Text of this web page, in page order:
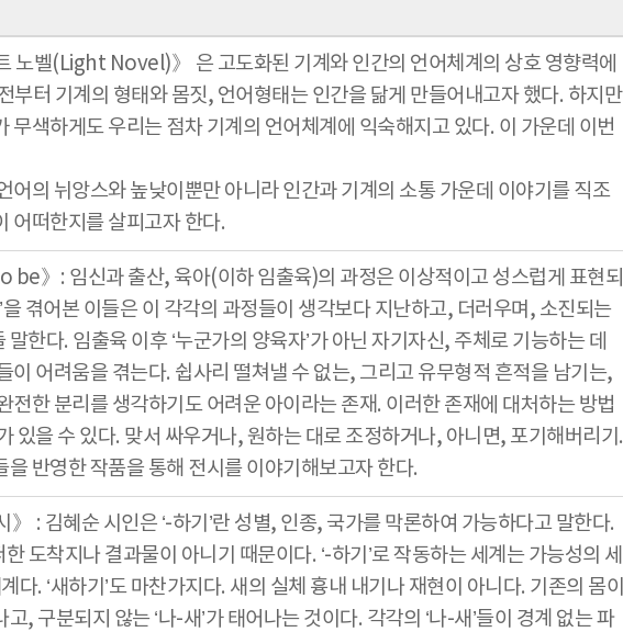
노벨(Light Novel)》 은 고도화된 기계와 인간의 언어체계의 상호 영향력에
부터 기계의 형태와 몸짓, 언어형태는 인간을 닮게 만들어내고자 했다. 하지만
무색하게도 우리는 점차 기계의 언어체계에 익숙해지고 있다. 이 가운데 이번
어의 뉘앙스와 높낮이뿐만 아니라 인간과 기계의 소통 가운데 이야기를 직조
어떠한지를 살피고자 한다.
be》: 임신과 출산, 육아(이하 임출육)의 과정은 이상적이고 성스럽게 표현되
을 겪어본 이들은 이 각각의 과정들이 생각보다 지난하고, 더러우며, 소진되는
말한다. 임출육 이후 ‘누군가의 양육자’가 아닌 자기자신, 주체로 기능하는 데
이 어려움을 겪는다. 쉽사리 떨쳐낼 수 없는, 그리고 유무형적 흔적을 남기는,
전한 분리를 생각하기도 어려운 아이라는 존재. 이러한 존재에 대처하는 방법
있을 수 있다. 맞서 싸우거나, 원하는 대로 조정하거나, 아니면, 포기해버리기.
을 반영한 작품을 통해 전시를 이야기해보고자 한다.
》 : 김혜순 시인은 ‘-하기’란 성별, 인종, 국가를 막론하여 가능하다고 말한다.
한 도착지나 결과물이 아니기 때문이다. ‘-하기’로 작동하는 세계는 가능성의 세
다. ‘새하기’도 마찬가지다. 새의 실체 흉내 내기나 재현이 아니다. 기존의 몸이
, 구분되지 않는 ‘나-새’가 태어나는 것이다. 각각의 ‘나-새’들이 경계 없는 파